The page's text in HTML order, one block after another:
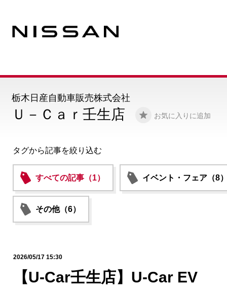
Ｕ－Ｃａｒ壬生店 お気に入りに追加
栃木日産自動車販売株式会社
タグから記事を絞り込む
すべての記事（1） イベント・フェア（8
その他（6）
2026/05/17 15:30
【U-Car壬生店】U-Car EV